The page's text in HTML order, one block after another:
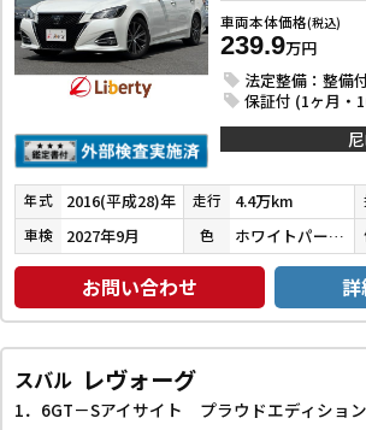
車両本体価格(税込)
239.9万円
法定整備：整備
保証付 (1ヶ月・
年式 2016(平成28)年 走行 4.4万km
車検 2027年9月 色 ホワイトパールクリスタルシャイン
お問い合わせ 詳
スバル レヴォーグ